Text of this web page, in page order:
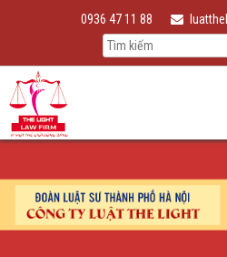
0936 47 11 88